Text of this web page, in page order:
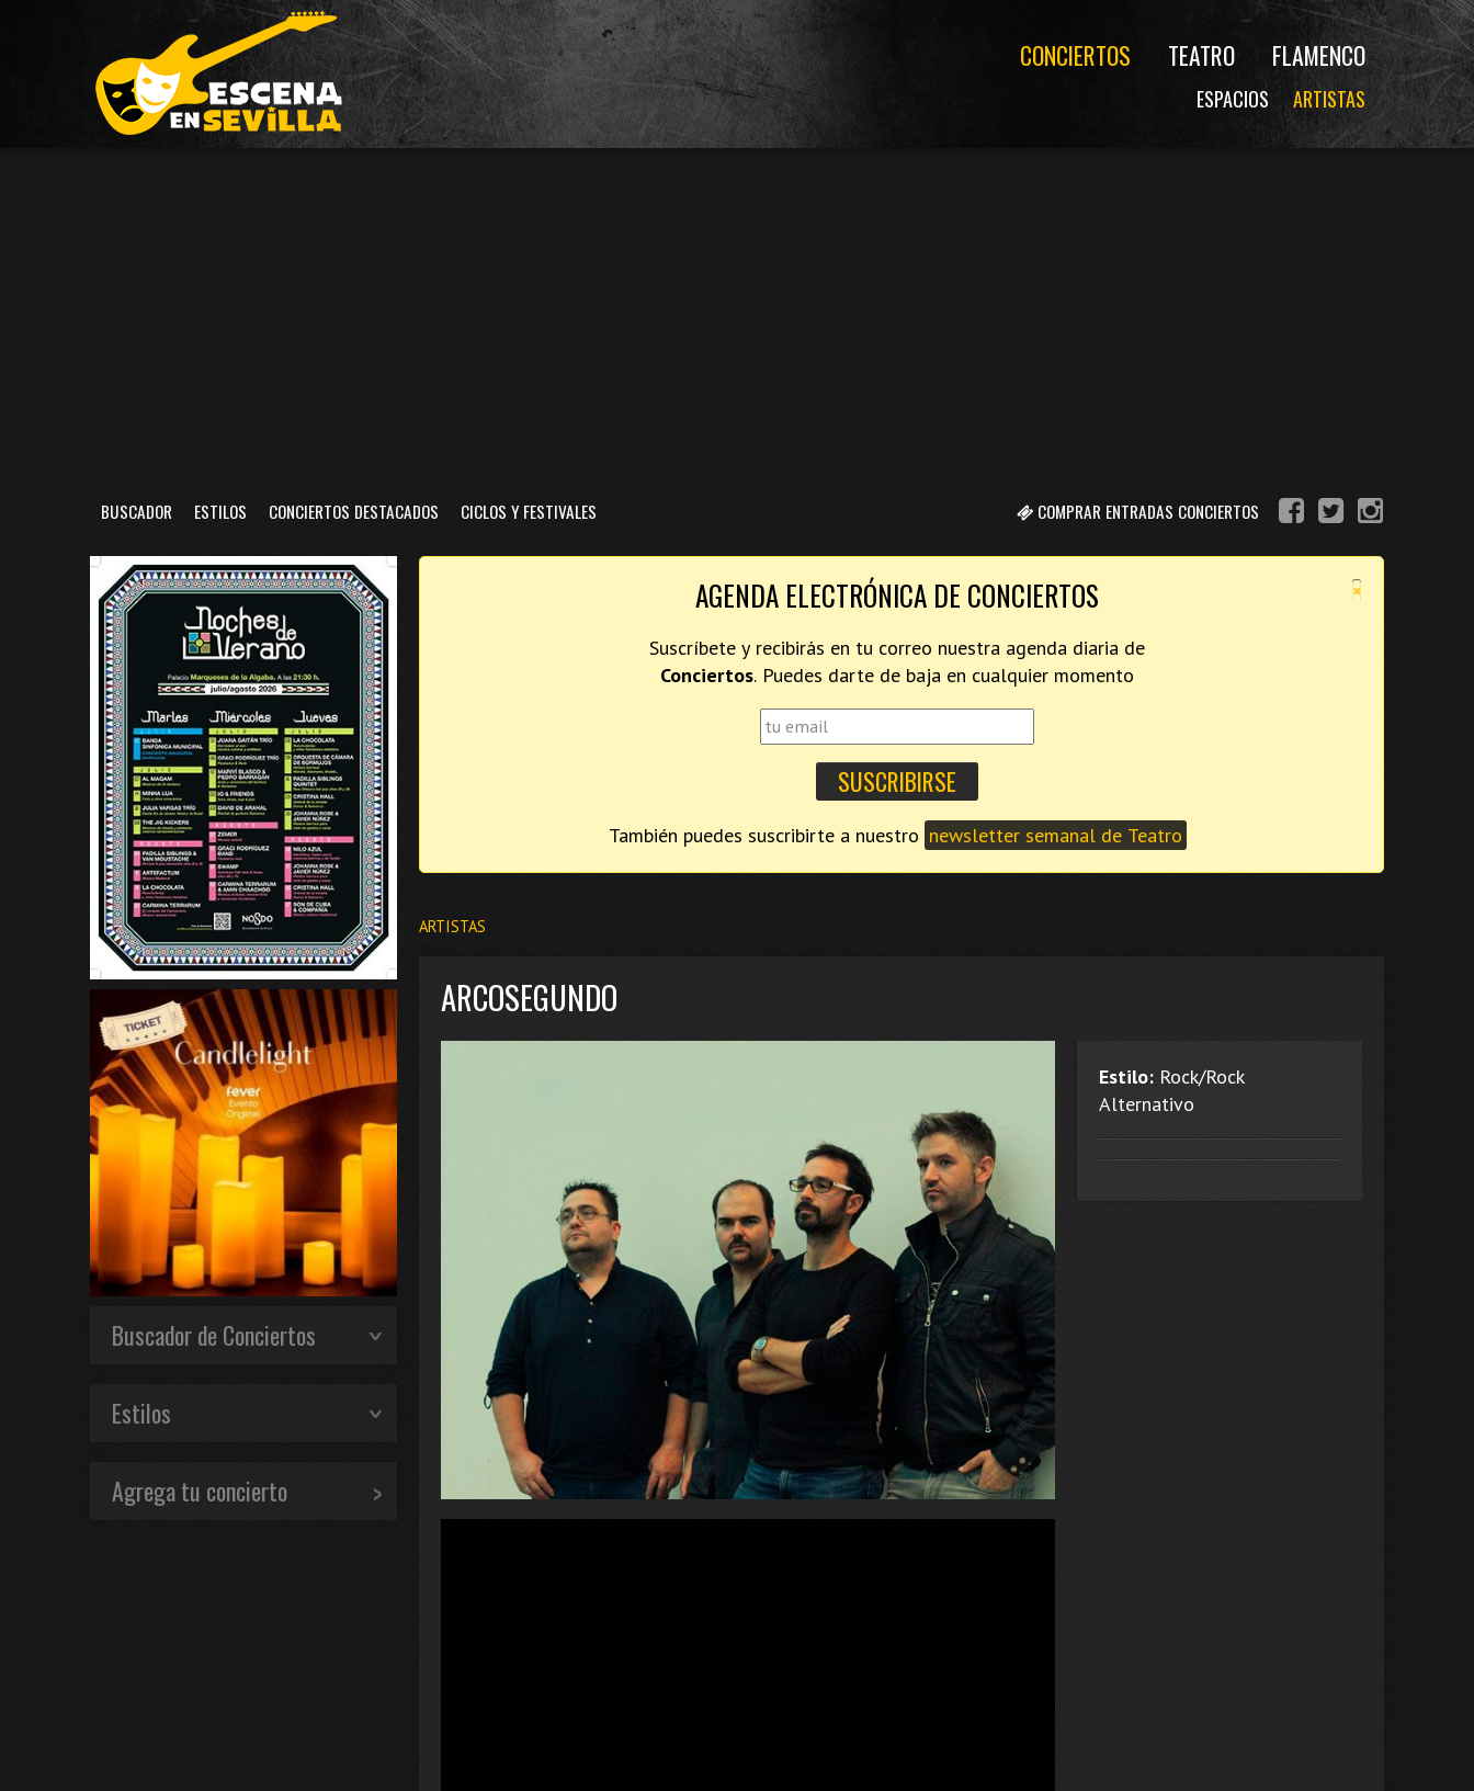
CONCIERTOS TEATRO FLAMENCO
ESPACIOS ARTISTAS
COMPRAR ENTRADAS CONCIERTOS
BUSCADOR ESTILOS CONCIERTOS DESTACADOS CICLOS Y FESTIVALES
×
AGENDA ELECTRÓNICA DE CONCIERTOS
Suscríbete y recibirás en tu correo nuestra agenda diaria de
Conciertos. Puedes darte de baja en cualquier momento
También puedes suscribirte a nuestro newsletter semanal de Teatro
ARTISTAS
ARCOSEGUNDO
Estilo: Rock/Rock
Alternativo
Buscador de Conciertos
Estilos
Agrega tu concierto